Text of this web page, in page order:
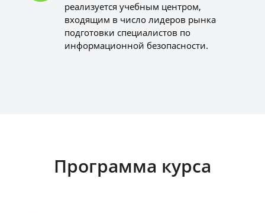
реализуется учебным центром,
входящим в число лидеров рынка
подготовки специалистов по
информационной безопасности.
Программа курса